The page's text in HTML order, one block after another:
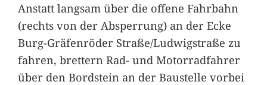
Anstatt langsam über die offene Fahrbahn
(rechts von der Absperrung) an der Ecke
Burg-Gräfenröder Straße/Ludwigstraße zu
fahren, brettern Rad- und Motorradfahrer
über den Bordstein an der Baustelle vorbei